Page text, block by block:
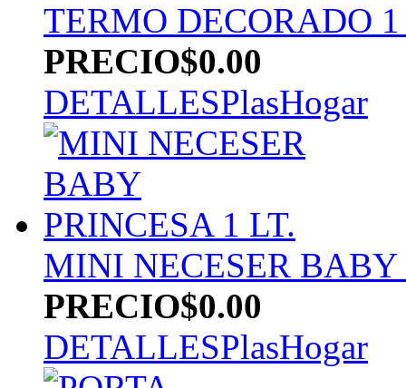
TERMO DECORADO
PRECIO$0.00
DETALLESPlasHogar
MINI NECESER BABY
PRECIO$0.00
DETALLESPlasHogar